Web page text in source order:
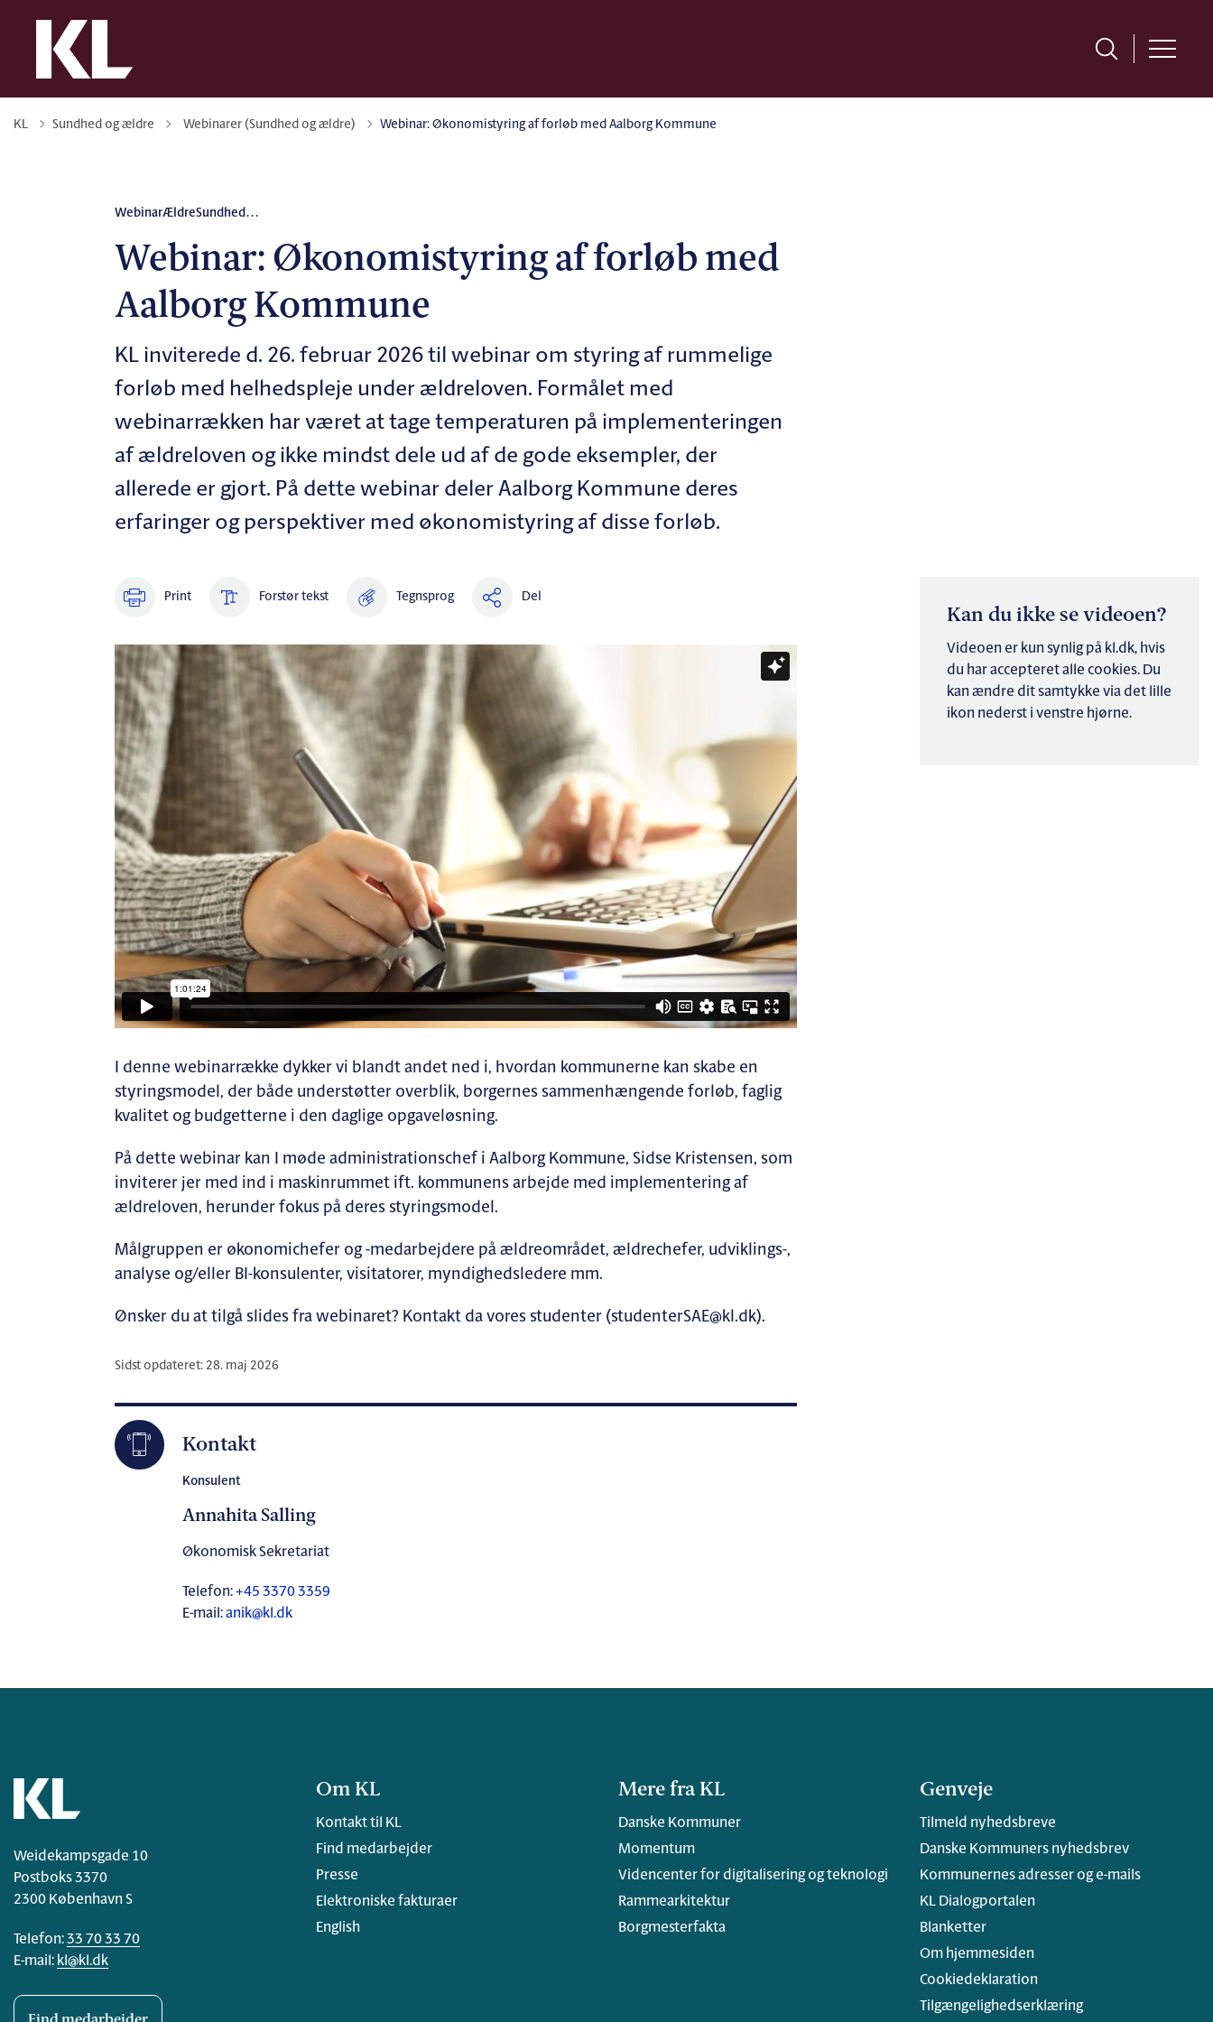
KL Sundhed og ældre Tilbage til
Webinarer (Sundhed og ældre) Webinar: Økonomistyring af forløb med Aalborg Kommune
WebinarÆldreSundhed ...
Webinar: Økonomistyring af forløb med
Aalborg Kommune
KL inviterede d. 26. februar 2026 til webinar om styring af rummelige
forløb med helhedspleje under ældreloven. Formålet med
webinarrækken har været at tage temperaturen på implementeringen
af ældreloven og ikke mindst dele ud af de gode eksempler, der
allerede er gjort. På dette webinar deler Aalborg Kommune deres
erfaringer og perspektiver med økonomistyring af disse forløb.
Print Forstør tekst Tegnsprog Del
I denne webinarrække dykker vi blandt andet ned i, hvordan kommunerne kan skabe en
styringsmodel, der både understøtter overblik, borgernes sammenhængende forløb, faglig
kvalitet og budgetterne i den daglige opgaveløsning.
På dette webinar kan I møde administrationschef i Aalborg Kommune, Sidse Kristensen, som
inviterer jer med ind i maskinrummet ift. kommunens arbejde med implementering af
ældreloven, herunder fokus på deres styringsmodel.
Målgruppen er økonomichefer og -medarbejdere på ældreområdet, ældrechefer, udviklings-,
analyse og/eller BI-konsulenter, visitatorer, myndighedsledere mm.
Ønsker du at tilgå slides fra webinaret? Kontakt da vores studenter (studenterSAE@kl.dk).
Kan du ikke se videoen?
Videoen er kun synlig på kl.dk, hvis
du har accepteret alle cookies. Du
kan ændre dit samtykke via det lille
ikon nederst i venstre hjørne.
Sidst opdateret: 28. maj 2026
Kontakt
Konsulent
Annahita Salling
Økonomisk Sekretariat
Telefon:+45 3370 3359
E-mail:anik@kl.dk
Weidekampsgade 10
Postboks 3370
2300 København S
Telefon:33 70 33 70
E-mail: kl@kl.dk
Om KL
Kontakt til KL
Find medarbejder
Presse
Elektroniske fakturaer
English
Mere fra KL
Danske Kommuner
Momentum
Videncenter for digitalisering og teknologi
Rammearkitektur
Borgmesterfakta
Genveje
Tilmeld nyhedsbreve
Danske Kommuners nyhedsbrev
Kommunernes adresser og e-mails
KL Dialogportalen
Blanketter
Om hjemmesiden
Cookiedeklaration
Tilgængelighedserklæring